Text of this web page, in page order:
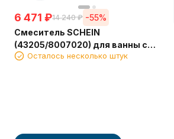
6 471 ₽14 240 ₽ -55%
Смеситель SCHEIN
(43205/8007020) для ванны с
лейкой
Осталось несколько штук